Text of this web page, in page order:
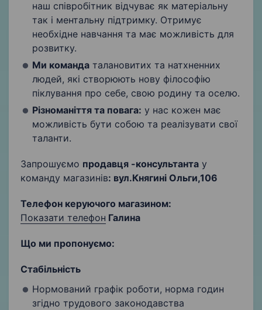
наш співробітник відчуває як матеріальну
так і ментальну підтримку. Отримує
необхідне навчання та має можливість для
розвитку.
Ми команда талановитих та натхненних
людей, які створюють нову філософію
піклування про себе, свою родину та оселю.
Різноманіття та повага: у нас кожен має
можливість бути собою та реалізувати свої
таланти.
Запрошуємо продавця -консультанта у
команду магазинів: вул.Княгині Ольги,106
Телефон керуючого магазином:
Показати телефон Галина
Що ми пропонуємо:
Стабільність
Нормований графік роботи, норма годин
згідно трудового законодавства